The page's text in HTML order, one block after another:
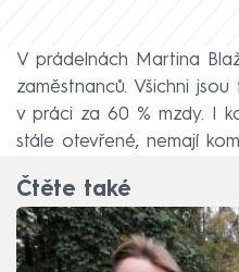
V prádelnách Martina
zaměstnanců. Všichni
v práci za 60 % mzdy. I
stále otevřené, nemají
Čtěte také